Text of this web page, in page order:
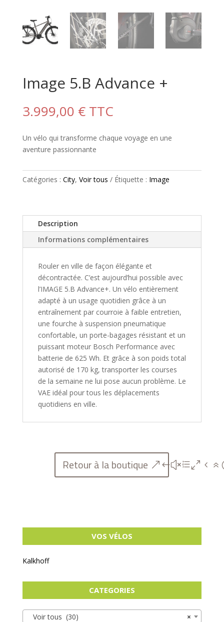
Image 5.B Advance +
3.999,00 € TTC
Un vélo qui transforme chaque voyage en une
aventure passionnante
Catégories : City, Voir tous Étiquette : Image
Description
Informations complémentaires
Rouler en ville de façon élégante et
décontractée. C’est aujourd’hui possible avec
l’IMAGE 5.B Advance+. Un vélo entièrement
adapté à un usage quotidien grâce à un
entraînement par courroie à faible entretien,
une fourche à suspension pneumatique
confortable, un porte-bagages résistant et un
puissant moteur Bosch Performance avec
batterie de 625 Wh. Et grâce à son poids total
autorisé de 170 kg, transporter les courses
de la semaine ne lui pose aucun problème. Le
VAE idéal pour tous les déplacements
quotidiens en ville.
Retour à la boutique
VOS VÉLOS
Kalkhoff
CATEGORIES
×
Voir tous (30)